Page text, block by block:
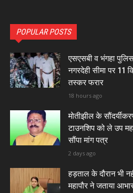
POPULAR POSTS
एसएसबी व भंगहा
नगरदेही सीमा पर 11
तस्कर फरार
18 hours ago
मोतीझील के
टाउनशिप को ले उप
सौंपा मांग पत्र
2 days ago
हड़ताल के दौरान भी
महापौर ने जताया